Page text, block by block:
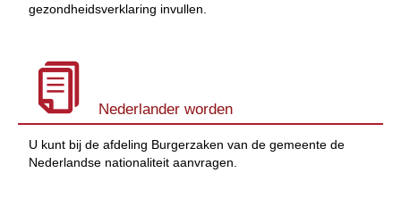
gezondheidsverklaring invullen.
Nederlander worden
U kunt bij de afdeling Burgerzaken van de gemeente de
Nederlandse nationaliteit aanvragen.